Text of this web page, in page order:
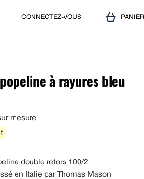
CONNECTEZ-VOUS PANIER
à rayures bleu
mesure
double retors 100/2
en Italie par Thomas Mason